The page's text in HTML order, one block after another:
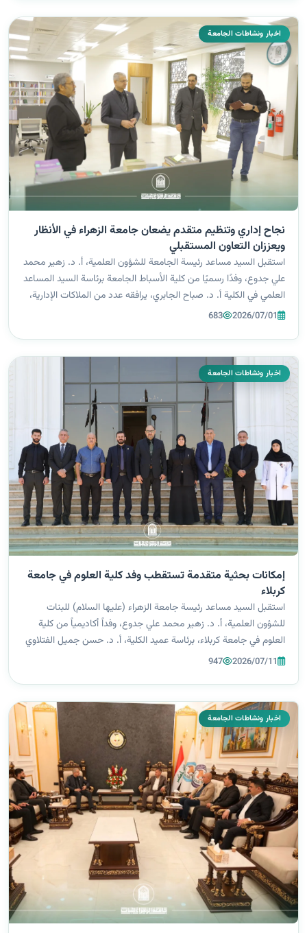
اخبار ونشاطات الجامعة
نجاح إداري وتنظيم متقدم يضعان جامعة الزهراء في الأنظار
ويعززان التعاون المستقبلي
استقبل السيد مساعد رئيسة الجامعة للشؤون العلمية، أ. د. زهير محمد
علي جدوع، وفدًا رسميًا من كلية الأسباط الجامعة برئاسة السيد المساعد
العلمي في الكلية أ. د. صباح الجابري، يرافقه عدد من الملاكات الإدارية،
في زيارة هدفت إلى الاطلاع على تجربة الجامعة في تطبيق الحو...
2026/07/01
683
اخبار ونشاطات الجامعة
إمكانات بحثية متقدمة تستقطب وفد كلية العلوم في جامعة
كربلاء
استقبل السيد مساعد رئيسة جامعة الزهراء (عليها السلام) للبنات
للشؤون العلمية، أ. د. زهير محمد علي جدوع، وفداً أكاديمياً من كلية
العلوم في جامعة كربلاء، برئاسة عميد الكلية، أ. د. حسن جميل الفتلاوي
برفقة عددٍ من رؤساء الأقسام العلمية والباحثين، في زيارة رسمية
2026/07/11
947
اخبار ونشاطات الجامعة